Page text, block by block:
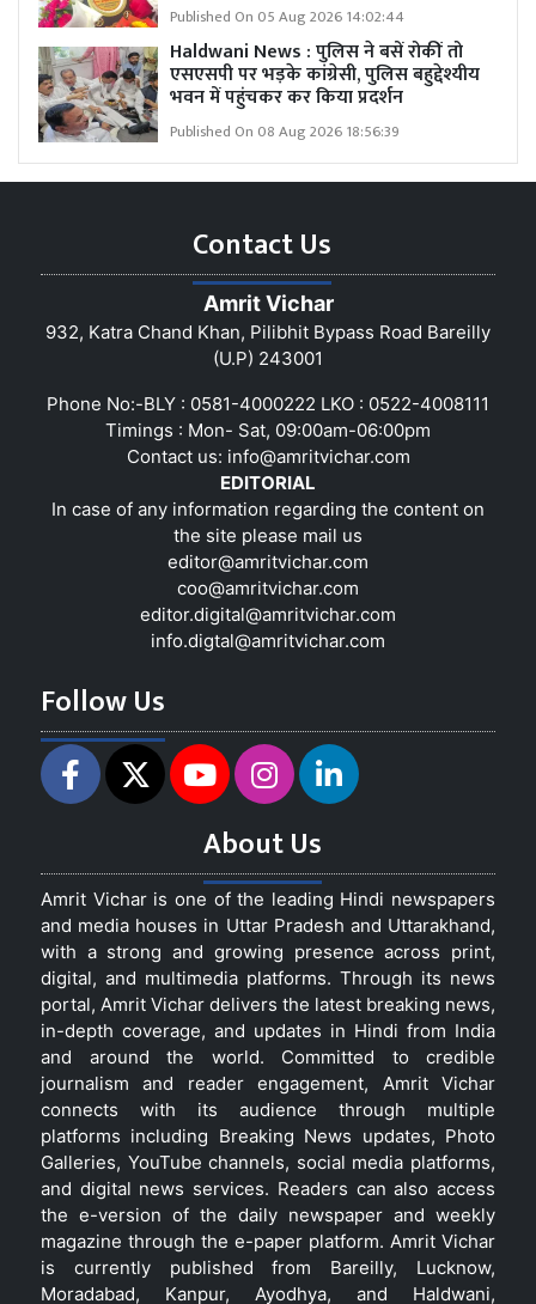
Published On 05 Aug 2026 14:02:44
Haldwani News : पुलिस ने बसें रोकीं तो
एसएसपी पर भड़के कांग्रेसी, पुलिस बहुद्देश्यीय
भवन में पहुंचकर कर किया प्रदर्शन
Published On 08 Aug 2026 18:56:39
Contact Us
Amrit Vichar
932, Katra Chand Khan, Pilibhit Bypass Road Bareilly
(U.P) 243001
Phone No:-BLY : 0581-4000222 LKO : 0522-4008111
Timings : Mon- Sat, 09:00am-06:00pm
Contact us: info@amritvichar.com
EDITORIAL
In case of any information regarding the content on
the site please mail us
editor@amritvichar.com
coo@amritvichar.com
editor.digital@amritvichar.com
info.digtal@amritvichar.com
Follow Us
About Us
Amrit Vichar is one of the leading Hindi newspapers
and media houses in Uttar Pradesh and Uttarakhand,
with a strong and growing presence across print,
digital, and multimedia platforms. Through its news
portal, Amrit Vichar delivers the latest breaking news,
in-depth coverage, and updates in Hindi from India
and around the world. Committed to credible
journalism and reader engagement, Amrit Vichar
connects with its audience through multiple
platforms including Breaking News updates, Photo
Galleries, YouTube channels, social media platforms,
and digital news services. Readers can also access
the e-version of the daily newspaper and weekly
magazine through the e-paper platform. Amrit Vichar
is currently published from Bareilly, Lucknow,
Moradabad, Kanpur, Ayodhya, and Haldwani,